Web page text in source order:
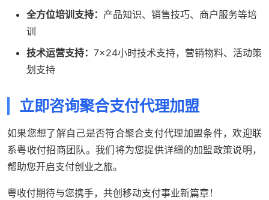
全方位培训支持： 产品知识、销售技巧、商户服务等培
训
技术运营支持： 7×24小时技术支持，营销物料、活动策
划支持
立即咨询聚合支付代理加盟
如果您想了解自己是否符合聚合支付代理加盟条件，欢迎联
系粤收付招商团队。我们将为您提供详细的加盟政策说明，
帮助您开启支付创业之旅。
粤收付期待与您携手，共创移动支付事业新篇章！